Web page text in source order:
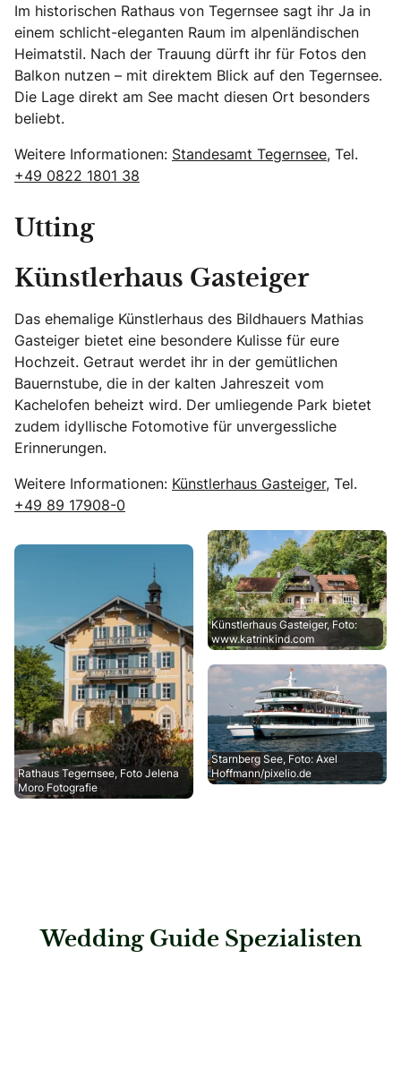
Im historischen Rathaus von Tegernsee sagt ihr Ja in
einem schlicht-eleganten Raum im alpenländischen
Heimatstil. Nach der Trauung dürft ihr für Fotos den
Balkon nutzen – mit direktem Blick auf den Tegernsee.
Die Lage direkt am See macht diesen Ort besonders
beliebt.
Weitere Informationen: Standesamt Tegernsee, Tel.
+49 0822 1801 38
Utting
Künstlerhaus Gasteiger
Das ehemalige Künstlerhaus des Bildhauers Mathias
Gasteiger bietet eine besondere Kulisse für eure
Hochzeit. Getraut werdet ihr in der gemütlichen
Bauernstube, die in der kalten Jahreszeit vom
Kachelofen beheizt wird. Der umliegende Park bietet
zudem idyllische Fotomotive für unvergessliche
Erinnerungen.
Weitere Informationen: Künstlerhaus Gasteiger, Tel.
+49 89 17908-0
Rathaus Tegernsee, Foto Jelena
Moro Fotografie
Künstlerhaus Gasteiger, Foto:
www.katrinkind.com
Starnberg See, Foto: Axel
Hoffmann/pixelio.de
Wedding Guide Spezialisten